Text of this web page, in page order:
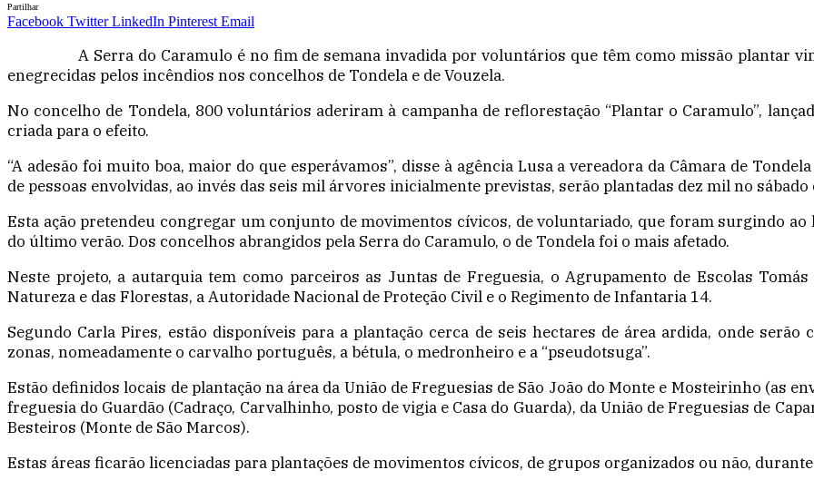
Partilhar
Facebook Twitter LinkedIn Pinterest Email
A Serra do Caramulo é no fim de semana invadida por voluntários que têm como missão plantar
enegrecidas pelos incêndios nos concelhos de Tondela e de Vouzela.
No concelho de Tondela, 800 voluntários aderiram à campanha de reflorestação “Plantar o Caramulo”,
criada para o efeito.
“A adesão foi muito boa, maior do que esperávamos”, disse à agência Lusa a vereadora da Câmara de
de pessoas envolvidas, ao invés das seis mil árvores inicialmente previstas, serão plantadas dez mil no sábado
Esta ação pretendeu congregar um conjunto de movimentos cívicos, de voluntariado, que foram surgindo
do último verão. Dos concelhos abrangidos pela Serra do Caramulo, o de Tondela foi o mais afetado.
Neste projeto, a autarquia tem como parceiros as Juntas de Freguesia, o Agrupamento de Escolas
Natureza e das Florestas, a Autoridade Nacional de Proteção Civil e o Regimento de Infantaria 14.
Segundo Carla Pires, estão disponíveis para a plantação cerca de seis hectares de área ardida, onde serão
zonas, nomeadamente o carvalho português, a bétula, o medronheiro e a “pseudotsuga”.
Estão definidos locais de plantação na área da União de Freguesias de São João do Monte e Mosteirinho (as
freguesia do Guardão (Cadraço, Carvalhinho, posto de vigia e Casa do Guarda), da União de Freguesias de
Besteiros (Monte de São Marcos).
Estas áreas ficarão licenciadas para plantações de movimentos cívicos, de grupos organizados ou não,